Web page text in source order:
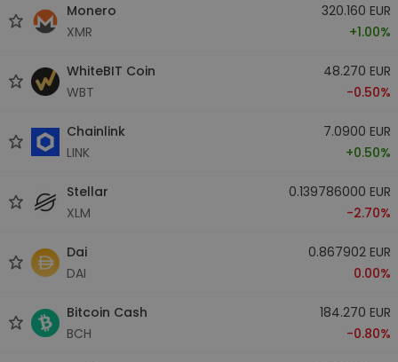
Monero
XMR
320.160 EUR
+1.00%
WhiteBIT Coin
WBT
48.270 EUR
-0.50%
Chainlink
LINK
7.0900 EUR
+0.50%
Stellar
XLM
0.139786000 EUR
-2.70%
Dai
DAI
0.867902 EUR
0.00%
Bitcoin Cash
BCH
184.270 EUR
-0.80%